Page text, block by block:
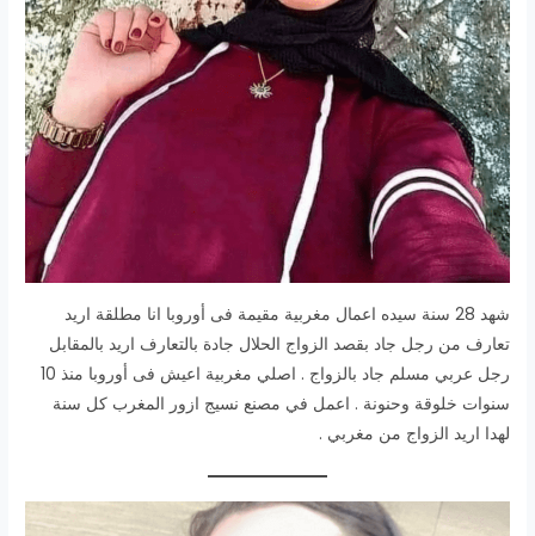
شهد 28 سنة سيده اعمال مغربية مقيمة فى أوروبا انا مطلقة اريد
تعارف من رجل جاد بقصد الزواج الحلال جادة بالتعارف اريد بالمقابل
رجل عربي مسلم جاد بالزواج . اصلي مغربية اعيش فى أوروبا منذ 10
سنوات خلوقة وحنونة . اعمل في مصنع نسيج ازور المغرب كل سنة
لهدا اريد الزواج من مغربي .